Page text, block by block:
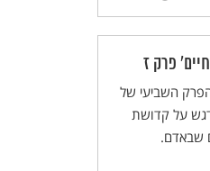
פרק ז
השביעי של
על קדושת
שבאדם.